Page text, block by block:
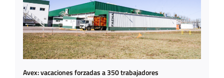
Avex: vacaciones forzadas a 350 trabajadores